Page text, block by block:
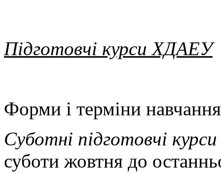
Підготовчі курси ХДАЕУ
Форми і терміни
Суботні підготовчі курси
суботи жовтня до